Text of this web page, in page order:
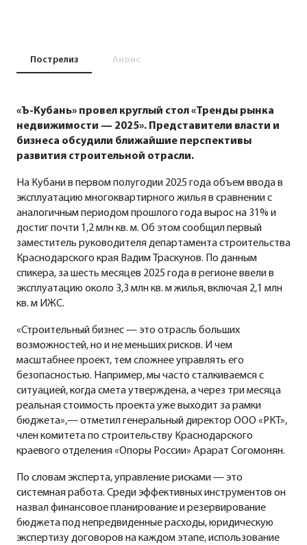
Пострелиз Анонс
«Ъ-Кубань» провел круглый стол «Тренды рынка
недвижимости — 2025». Представители власти и
бизнеса обсудили ближайшие перспективы
развития строительной отрасли.
На Кубани в первом полугодии 2025 года объем ввода в
эксплуатацию многоквартирного жилья в сравнении с
аналогичным периодом прошлого года вырос на 31% и
достиг почти 1,2 млн кв. м. Об этом сообщил первый
заместитель руководителя департамента строительства
Краснодарского края Вадим Траскунов. По данным
спикера, за шесть месяцев 2025 года в регионе ввели в
эксплуатацию около 3,3 млн кв. м жилья, включая 2,1 млн
кв. м ИЖС.
«Строительный бизнес — это отрасль больших
возможностей, но и не меньших рисков. И чем
масштабнее проект, тем сложнее управлять его
безопасностью. Например, мы часто сталкиваемся с
ситуацией, когда смета утверждена, а через три месяца
реальная стоимость проекта уже выходит за рамки
бюджета»,— отметил генеральный директор ООО «РКТ»,
член комитета по строительству Краснодарского
краевого отделения «Опоры России» Арарат Согомонян.
По словам эксперта, управление рисками — это
системная работа. Среди эффективных инструментов он
назвал финансовое планирование и резервирование
бюджета под непредвиденные расходы, юридическую
экспертизу договоров на каждом этапе, использование